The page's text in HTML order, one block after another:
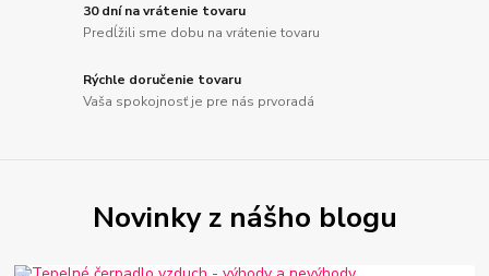
30 dní na vrátenie tovaru
Predĺžili sme dobu na vrátenie tovaru
Rýchle doručenie tovaru
Vaša spokojnosť je pre nás prvoradá
Novinky z nášho blogu